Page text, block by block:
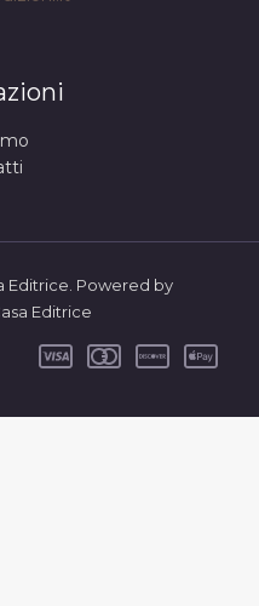
Editrice. Powered by
Editrice